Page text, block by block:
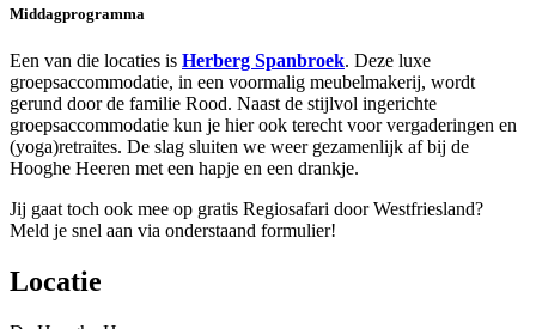
Middagprogramma
Een van die locaties is Herberg Spanbroek. Deze luxe
groepsaccommodatie, in een voormalig meubelmakerij, wordt
gerund door de familie Rood. Naast de stijlvol ingerichte
groepsaccommodatie kun je hier ook terecht voor vergaderingen en
(yoga)retraites. De slag sluiten we weer gezamenlijk af bij de
Hooghe Heeren met een hapje en een drankje.
Jij gaat toch ook mee op gratis Regiosafari door Westfriesland?
Meld je snel aan via onderstaand formulier!
Locatie